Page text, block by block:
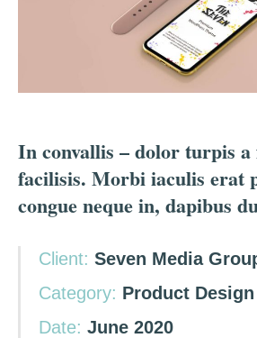
In convallis – dolor turpis a
facilisis. Morbi iaculis erat
congue neque in, dapibus
Client: Seven Media
Category: Product Design
Date: June 2020